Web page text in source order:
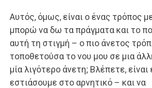
Αυτός, όμως, είναι ο ένας τρόπος
μπορώ να δω τα πράγματα και το
αυτή τη στιγμή – ο πιο άνετος
τοποθετούσα το νου μου σε μια
μία λιγότερο άνετη; Βλέπετε,
εστιάσουμε στο αρνητικό – και να